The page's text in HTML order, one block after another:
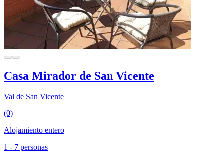
Casa Mirador de San Vicente
Val de San Vicente
(0)
Alojamiento entero
1 - 7 personas